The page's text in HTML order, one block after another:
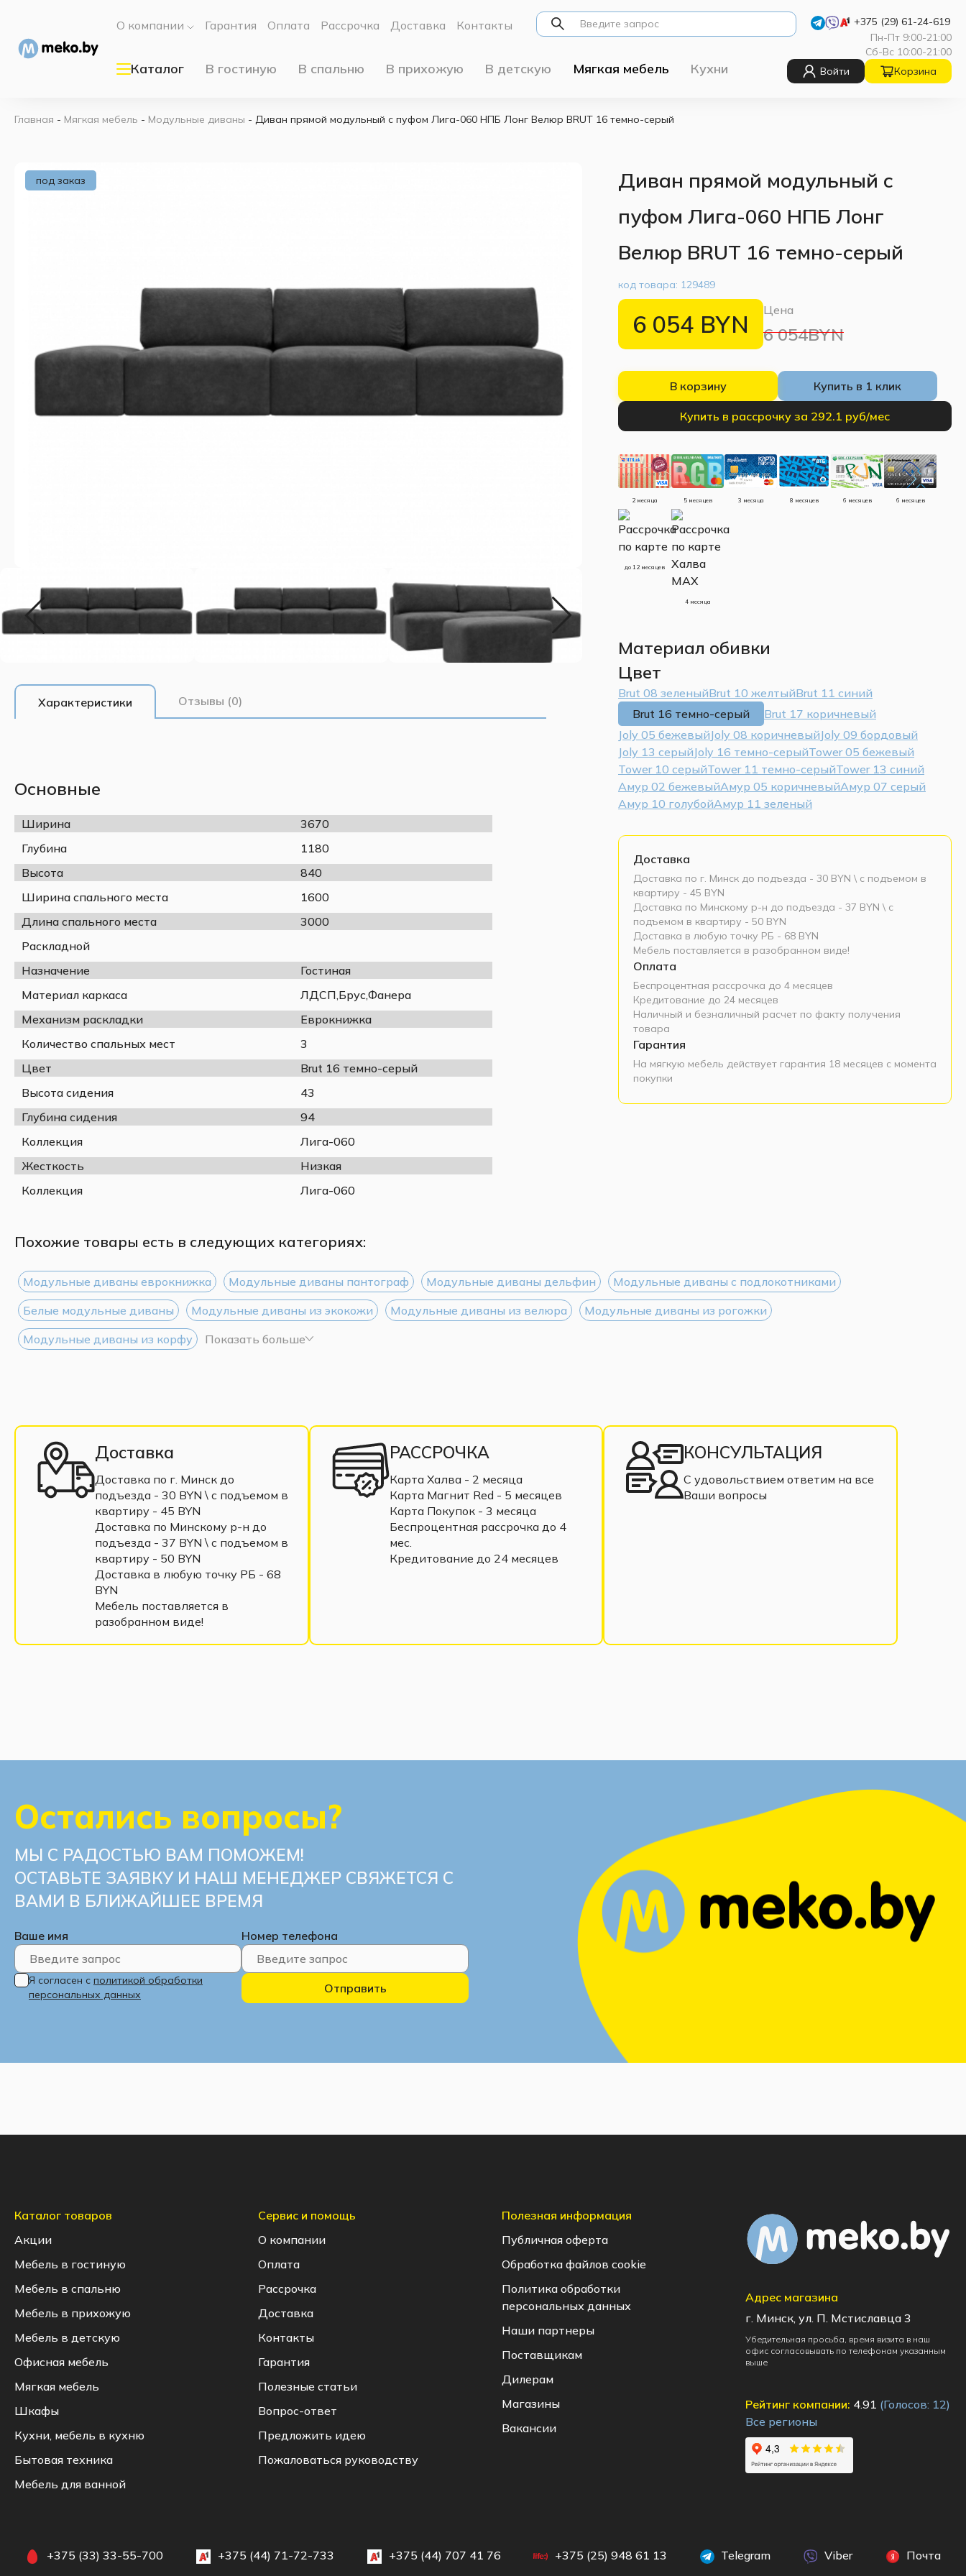
О компании Гарантия Оплата Рассрочка Доставка Контакты
+375 (29) 61-24-619
Пн-Пт 9:00-21:00
Сб-Вс 10:00-21:00
Каталог В гостиную В спальню В прихожую В детскую Мягкая мебель Кухни Войти Корзина
Главная - Мягкая мебель - Модульные диваны - Диван прямой модульный с пуфом Лига-060 НПБ Лонг Велюр BRUT 16 темно-серый
под заказ
Характеристики Отзывы (0)
Основные
Ширина
3670
Глубина
1180
Высота
840
Ширина спального места
1600
Длина спального места
3000
Раскладной
Назначение
Гостиная
Материал каркаса
ЛДСП,Брус,Фанера
Механизм раскладки
Еврокнижка
Количество спальных мест
3
Цвет
Brut 16 темно-серый
Высота сидения
43
Глубина сидения
94
Коллекция
Лига-060
Жесткость
Низкая
Коллекция
Лига-060
Диван прямой модульный с
пуфом Лига-060 НПБ Лонг
Велюр BRUT 16 темно-серый
код товара: 129489
6 054 BYN Цена
6 054BYN
В корзину Купить в 1 клик
Купить в рассрочку за 292.1 руб/мес
2 месяца 5 месяцев 3 месяца 8 месяцев 6 месяцев 6 месяцев
до 12 месяцев
4 месяца
Материал обивки
Цвет
Brut 08 зеленыйBrut 10 желтыйBrut 11 синий
Brut 16 темно-серый
Brut 17 коричневый
Joly 05 бежевыйJoly 08 коричневыйJoly 09 бордовый
Joly 13 серыйJoly 16 темно-серыйTower 05 бежевый
Tower 10 серыйTower 11 темно-серыйTower 13 синий
Амур 02 бежевыйАмур 05 коричневыйАмур 07 серый
Амур 10 голубойАмур 11 зеленый
Доставка
Доставка по г. Минск до подъезда - 30 BYN \ c подъемом в
квартиру - 45 BYN
Доставка по Минскому р-н до подъезда - 37 BYN \ c
подъемом в квартиру - 50 BYN
Доставка в любую точку РБ - 68 BYN
Мебель поставляется в разобранном виде!
Оплата
Беспроцентная рассрочка до 4 месяцев
Кредитование до 24 месяцев
Наличный и безналичный расчет по факту получения
товара
Гарантия
На мягкую мебель действует гарантия 18 месяцев с момента
покупки
Похожие товары есть в следующих категориях:
Модульные диваны еврокнижка Модульные диваны пантограф Модульные диваны дельфин
Модульные диваны с подлокотниками
Белые модульные диваны
Модульные диваны из экокожи Модульные диваны из велюра
Модульные диваны из рогожки
Модульные диваны из корфу
Показать больше
Доставка
Доставка по г. Минск до
подъезда - 30 BYN \ c подъемом в
квартиру - 45 BYN
Доставка по Минскому р-н до
подъезда - 37 BYN \ c подъемом в
квартиру - 50 BYN
Доставка в любую точку РБ - 68
BYN
Мебель поставляется в
разобранном виде!
РАССРОЧКА
Карта Халва - 2 месяца
Карта Магнит Red - 5 месяцев
Карта Покупок - 3 месяца
Беспроцентная рассрочка до 4
мес.
Кредитование до 24 месяцев
КОНСУЛЬТАЦИЯ
С удовольствием ответим на все
Ваши вопросы
Остались вопросы?
МЫ С РАДОСТЬЮ ВАМ ПОМОЖЕМ!
ОСТАВЬТЕ ЗАЯВКУ И НАШ МЕНЕДЖЕР СВЯЖЕТСЯ С
ВАМИ В БЛИЖАЙШЕЕ ВРЕМЯ
Ваше имя Номер телефона
Я согласен с политикой обработки
персональных данных
Отправить
Каталог товаров
Акции
Мебель в гостиную
Мебель в спальню
Мебель в прихожую
Мебель в детскую
Офисная мебель
Мягкая мебель
Шкафы
Кухни, мебель в кухню
Бытовая техника
Мебель для ванной
Сервис и помощь
О компании
Оплата
Рассрочка
Доставка
Контакты
Гарантия
Полезные статьи
Вопрос-ответ
Предложить идею
Пожаловаться руководству
Полезная информация
Публичная оферта
Обработка файлов cookie
Политика обработки
персональных данных
Наши партнеры
Поставщикам
Дилерам
Магазины
Вакансии
Адрес магазина
г. Минск, ул. П. Мстиславца 3
Убедительная просьба, время визита в наш
офис согласовывать по телефонам указанным
выше
Рейтинг компании: 4.91 (Голосов: 12)
Все регионы
+375 (33) 33-55-700 +375 (44) 71-72-733 +375 (44) 707 41 76 +375 (25) 948 61 13 Telegram Viber Почта